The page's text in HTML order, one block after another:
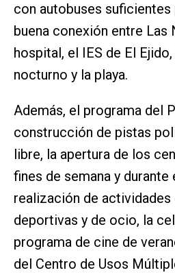
con autobuses suficientes
buena conexión entre Las
hospital, el IES de El
nocturno y la playa.
Además, el programa del
construcción de pistas
libre, la apertura de los
fines de semana y durante
realización de actividades
deportivas y de ocio, la
programa de cine de
del Centro de Usos